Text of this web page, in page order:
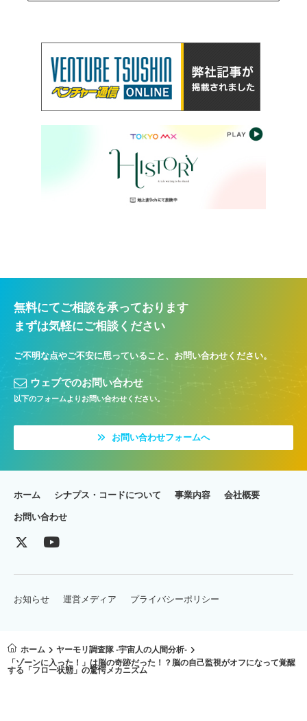
無料にてご相談を承っております
まずは気軽にご相談ください
ご不明な点やご不安に思っていること、お問い合わせください。
ウェブでのお問い合わせ
以下のフォームよりお問い合わせください。
お問い合わせフォームへ
ホーム シナプス・コードについて 事業内容 会社概要
お問い合わせ
お知らせ 運営メディア プライバシーポリシー
ホーム
ヤーモリ調査隊 -宇宙人の人間分析-
「ゾーンに入った！」は脳の奇跡だった！？脳の自己監視がオフになって覚醒
する「フロー状態」の驚愕メカニズム